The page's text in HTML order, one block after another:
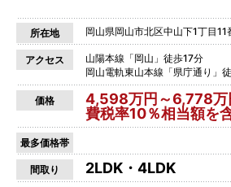
所在地 岡山県岡山市北区中山下1丁目
アクセス
山陽本線「岡山」徒歩17分
岡山電軌東山本線「県庁通り」
価格
4,598万円～6,778万
費税率10％相当額を
最多価格帯
間取り 2LDK・4LDK